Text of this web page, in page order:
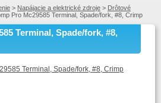
> Napájacie a elektrické zdroje > Drôtové
Pro Mc29585 Terminal, Spade/fork, #8, Crimp
Terminal, Spade/fork, #8,